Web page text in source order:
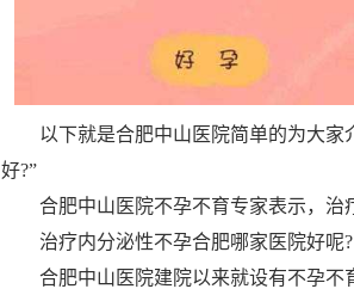
以下就是合肥中山医院简单的为大家
好?”
合肥中山医院不孕不育专家表示，治
治疗内分泌性不孕合肥哪家医院好呢?
合肥中山医院建院以来就设有不孕不